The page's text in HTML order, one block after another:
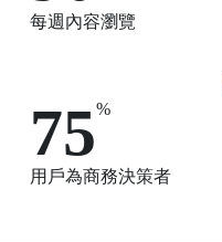
每週內容瀏覽
75%
用戶為商務決策者